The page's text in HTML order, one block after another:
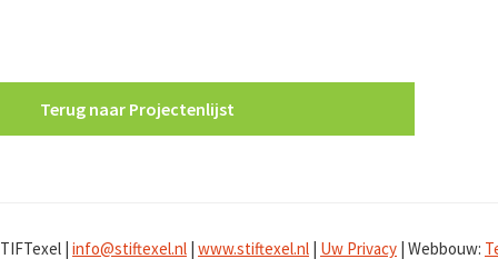
| info@stiftexel.nl | www.stiftexel.nl | Uw Privacy | Webbouw: